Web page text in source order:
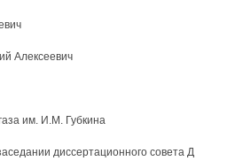
Алексеевич
им. И.М. Губкина
диссертационного совета Д